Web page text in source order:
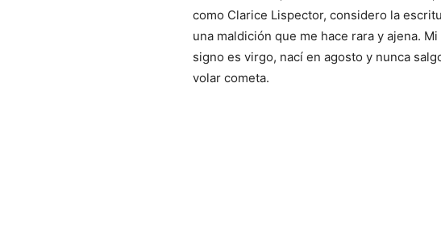
como Clarice Lispector, considero la
una maldición que me hace rara y ajena. Mi
signo es virgo, nací en agosto y nunca
volar cometa.